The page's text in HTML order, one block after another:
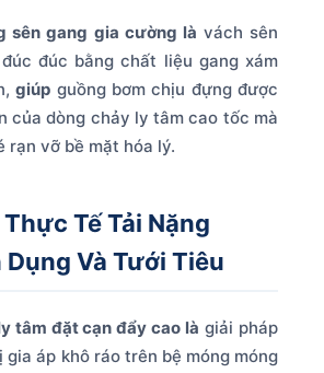
sên gang gia cường là vách sên
đúc bằng chất liệu gang xám
giúp guồng bơm chịu đựng được
của dòng chảy ly tâm cao tốc mà
rạn vỡ bề mặt hóa lý.
Tế Tải Nặng
Dụng Và Tưới Tiêu
tâm đặt cạn đẩy cao là giải pháp
gia áp khô ráo trên bệ móng móng